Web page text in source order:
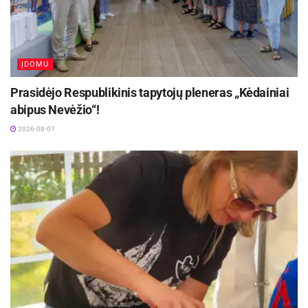
atidarytas dar vėliau – 1993-aisiais. Tuo metu
buvo atidaryta parduotuvė Vilniuje, Antakalnio
mikrorajone.
Iki lojalumo kortelės
Aktualios naujienos
Netrukus Zarasuose – aktorinio meistriškumo
kursai su aktore Emilija Latėnaite
2026-08-08
Kviečiama dalyvauti visoje Lietuvoje
vykstančiame konkurse „Tvari Lietuva“
2026-08-07
Pirmoji asmeninė „Iki“ nuolaidų kortelė buvo
ĮDOMU
Prasidėjo Respublikinis tapytojų pleneras „Kėdainiai
abipus Nevėžio“!
2026-08-07